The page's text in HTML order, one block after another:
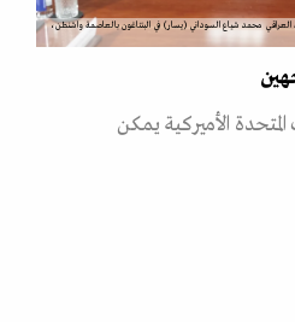
العراقي محمد شياع السوداني (يسار) في البنتاغون بالعاصمة واشنطن،
المتحدة الأميركية يمكن